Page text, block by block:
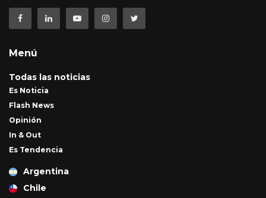
Menú
Todas las noticias
Es Noticia
Flash News
Opinión
In & Out
Es Tendencia
Argentina
Chile